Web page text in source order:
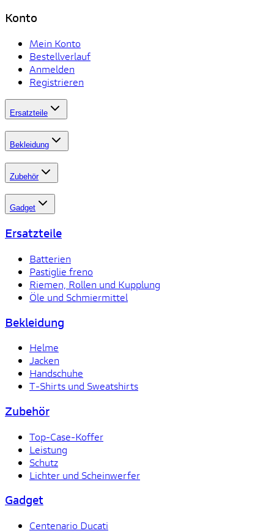
Konto
Mein Konto
Bestellverlauf
Anmelden
Registrieren
Ersatzteile
Bekleidung
Zubehör
Gadget
Ersatzteile
Batterien
Pastiglie freno
Riemen, Rollen und Kupplung
Öle und Schmiermittel
Bekleidung
Helme
Jacken
Handschuhe
T-Shirts und Sweatshirts
Zubehör
Top-Case-Koffer
Leistung
Schutz
Lichter und Scheinwerfer
Gadget
Centenario Ducati